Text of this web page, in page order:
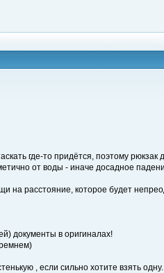
где-то придётся, поэтому
от воды - иначе досадное
на расстояние, которое будет
документы в оригиналах!
, если сильно хотите взять одну.